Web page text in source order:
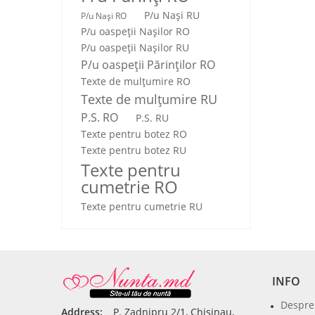
P/u Nași RO
P/u Nași RU
P/u oaspeții Nașilor RO
P/u oaspeții Nașilor RU
P/u oaspeţii Părinţilor RO
Texte de mulţumire RO
Texte de mulţumire RU
P.S. RO
P.S. RU
Texte pentru botez RO
Texte pentru botez RU
Texte pentru
cumetrie RO
Texte pentru cumetrie RU
Address: P. Zadnipru 2/1, Chisinau,
INFO